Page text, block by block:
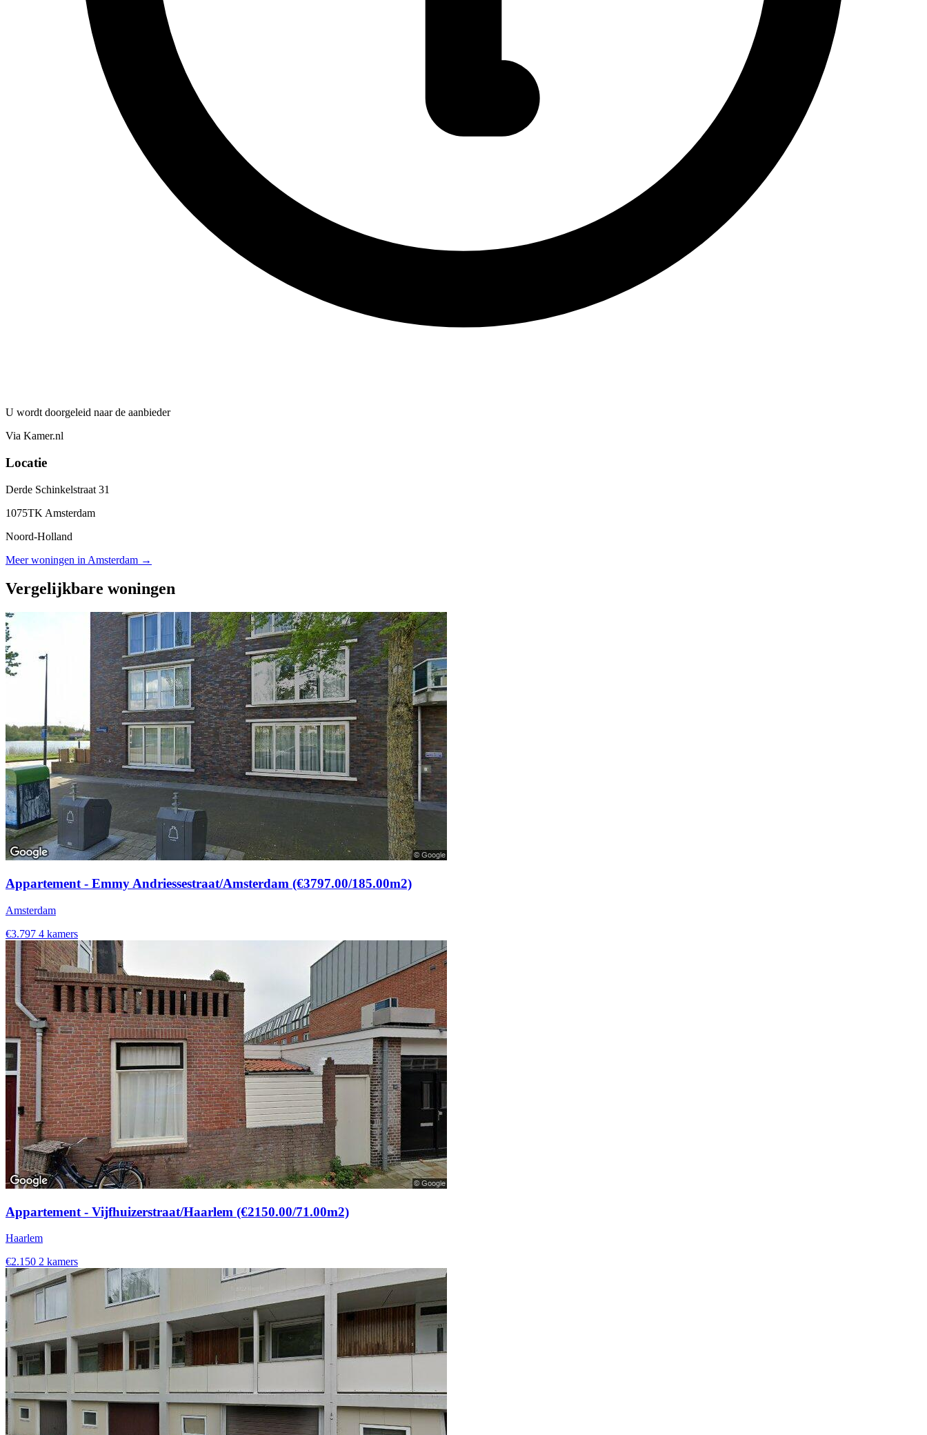
U wordt doorgeleid naar de aanbieder
Via Kamer.nl
Locatie
Derde Schinkelstraat 31
1075TK Amsterdam
Noord-Holland
Meer woningen in Amsterdam →
Vergelijkbare woningen
Appartement - Emmy Andriessestraat/Amsterdam (€3797.00/185.00m2)
Amsterdam
€3.797 4 kamers
Appartement - Vijfhuizerstraat/Haarlem (€2150.00/71.00m2)
Haarlem
€2.150 2 kamers